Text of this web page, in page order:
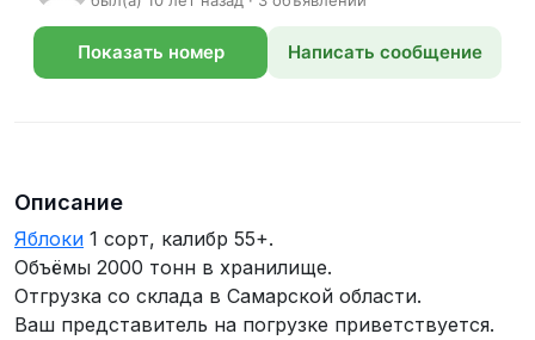
Показать номер Написать сообщение
Описание
Яблоки 1 сорт, калибр 55+.
Объёмы 2000 тонн в хранилище.
Отгрузка со склада в Самарской области.
Ваш представитель на погрузке приветствуется.